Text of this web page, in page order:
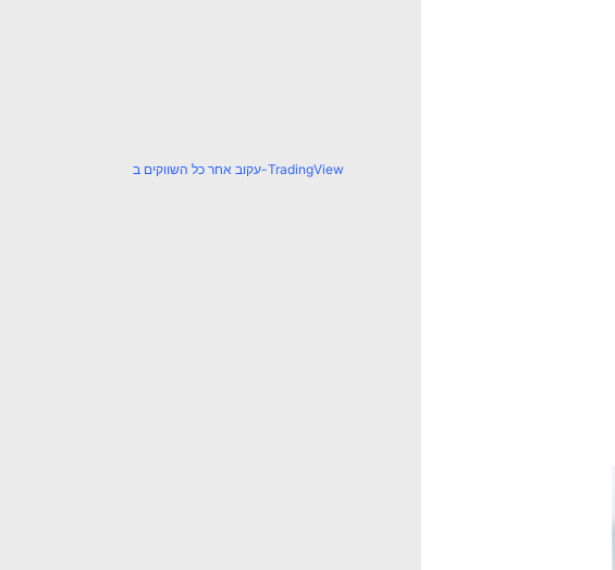
עקוב אחר כל השווקים ב-TradingView